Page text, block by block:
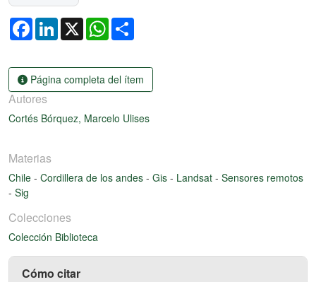
FacebookLinkedIn
X WhatsApp
Página completa del ítem
Autores
Cortés Bórquez, Marcelo Ulises
Materias
Chile - Cordillera de los andes - Gis - Landsat - Sensores remotos
- Sig
Colecciones
Colección Biblioteca
Cómo citar